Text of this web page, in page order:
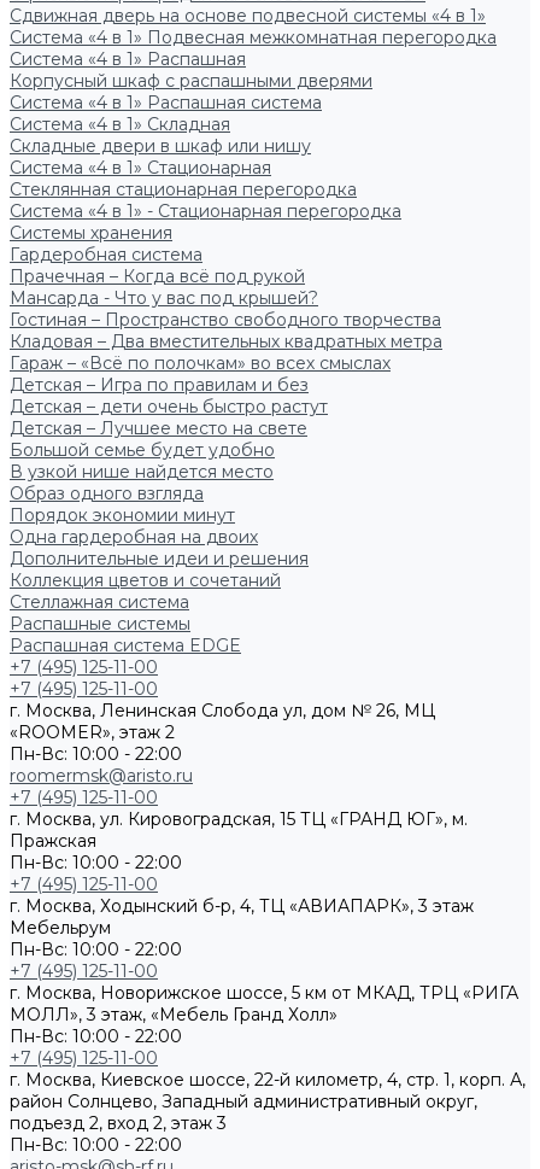
Сдвижная дверь на основе подвесной системы «4 в 1»
Система «4 в 1» Подвесная межкомнатная перегородка
Система «4 в 1» Распашная
Корпусный шкаф с распашными дверями
Система «4 в 1» Распашная система
Система «4 в 1» Складная
Складные двери в шкаф или нишу
Система «4 в 1» Стационарная
Стеклянная стационарная перегородка
Система «4 в 1» - Стационарная перегородка
Системы хранения
Гардеробная система
Прачечная – Когда всё под рукой
Мансарда - Что у вас под крышей?
Гостиная – Пространство свободного творчества
Кладовая – Два вместительных квадратных метра
Гараж – «Всё по полочкам» во всех смыслах
Детская – Игра по правилам и без
Детская – дети очень быстро растут
Детская – Лучшее место на свете
Большой семье будет удобно
В узкой нише найдется место
Образ одного взгляда
Порядок экономии минут
Одна гардеробная на двоих
Дополнительные идеи и решения
Коллекция цветов и сочетаний
Стеллажная система
Распашные системы
Распашная система EDGE
+7 (495) 125-11-00
+7 (495) 125-11-00
г. Москва, Ленинская Слобода ул, дом № 26, МЦ
«ROOMER», этаж 2
Пн-Вс: 10:00 - 22:00
roomermsk@aristo.ru
+7 (495) 125-11-00
г. Москва, ул. Кировоградская, 15 ТЦ «ГРАНД ЮГ», м.
Пражская
Пн-Вс: 10:00 - 22:00
+7 (495) 125-11-00
г. Москва, Ходынский б-р, 4, ТЦ «АВИАПАРК», 3 этаж
Мебельрум
Пн-Вс: 10:00 - 22:00
+7 (495) 125-11-00
г. Москва, Новорижское шоссе, 5 км от МКАД, ТРЦ «РИГА
МОЛЛ», 3 этаж, «Мебель Гранд Холл»
Пн-Вс: 10:00 - 22:00
+7 (495) 125-11-00
г. Москва, Киевское шоссе, 22-й километр, 4, стр. 1, корп. А,
район Солнцево, Западный административный округ,
подъезд 2, вход 2, этаж 3
Пн-Вс: 10:00 - 22:00